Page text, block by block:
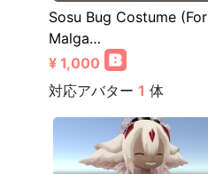
Sosu Bug Costume (For
Malga…
¥ 1,000
対応アバター 1 体